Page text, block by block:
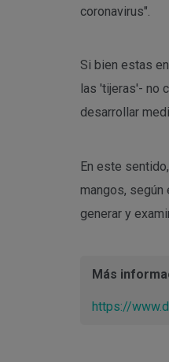
coronavirus".
Si bien estas
las 'tijeras'- no
desarrollar
En este
mangos, según
generar y
Más
https://